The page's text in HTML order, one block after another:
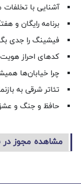
آشنایی با
برنامه رایگان و
فیشینگ را جدی
کدهای احراز هویت
چرا خیابان‌ها
تئاتر شرقی به
حافظ و جنگ و
مشاهده مجوز در